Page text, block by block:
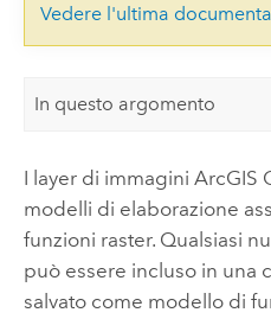
Vedere l'ultima
In questo argomento
I layer di immagini ArcGIS
modelli di elaborazione
funzioni raster. Qualsiasi
può essere incluso in una
salvato come modello di